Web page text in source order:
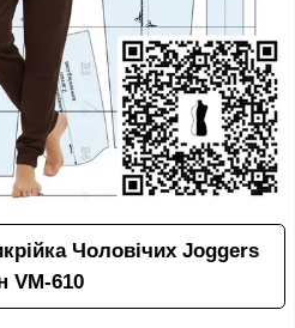
Чоловічих Joggers
VM-610